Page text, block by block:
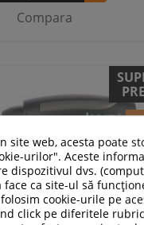
Compara
site web, acesta poate
urilor". Aceste
dispozitivul dvs.
ca site-ul să
cookie-urile pe
click pe diferitele